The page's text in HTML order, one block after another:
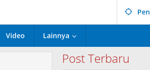
Video Lainnya
Post Terbaru